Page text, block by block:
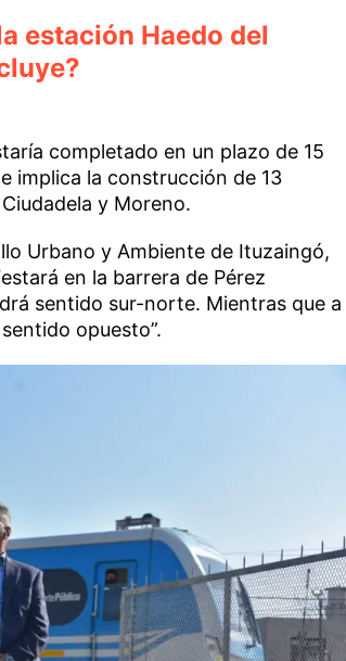
estación Haedo del
completado en un plazo de 15
implica la construcción de 13
y Moreno.
Urbano y Ambiente de Ituzaingó,
en la barrera de Pérez
sentido sur-norte. Mientras que a
opuesto”.